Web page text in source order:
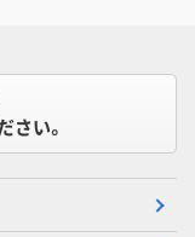
さい。